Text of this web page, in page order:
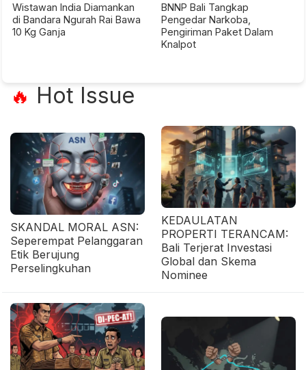
Wistawan India Diamankan
di Bandara Ngurah Rai Bawa
10 Kg Ganja
BNNP Bali Tangkap
Pengedar Narkoba,
Pengiriman Paket Dalam
Knalpot
🔥 Hot Issue
SKANDAL MORAL ASN:
Seperempat Pelanggaran
Etik Berujung
Perselingkuhan
KEDAULATAN
PROPERTI TERANCAM:
Bali Terjerat Investasi
Global dan Skema
Nominee